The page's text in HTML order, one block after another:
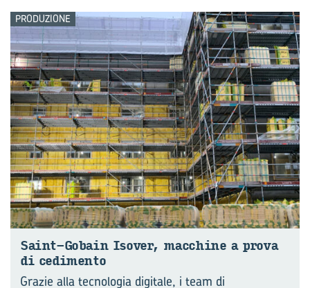
PRODUZIONE
Saint-​Gobain Iso­ver, mac­chi­ne a prova
di ce­di­men­to
Grazie alla tecnologia digitale, i team di